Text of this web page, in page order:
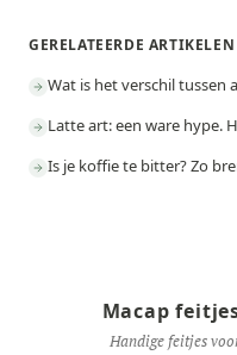
GERELATEERDE ARTIKELEN
Wat is het verschil tussen
Latte art: een ware hype.
Is je koffie te bitter? Zo
Macap
Handige feitjes